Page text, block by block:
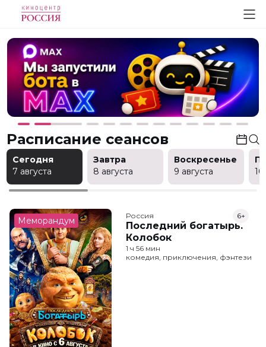
Расписание сеансов
Сегодня
7 августа
Завтра
8 августа
Воскресенье
9 августа
10
Меморандум Россия
Последний богатырь.
Колобок
6+
1 ч 56 мин
комедия, приключения, фэнтези